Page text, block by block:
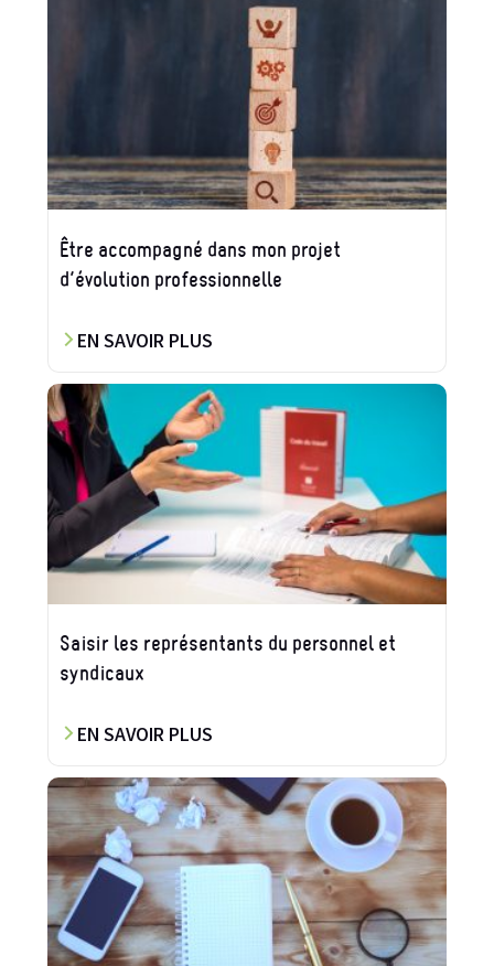
Être accompagné dans mon projet
d’évolution professionnelle
EN SAVOIR PLUS
Saisir les représentants du personnel et
syndicaux
EN SAVOIR PLUS